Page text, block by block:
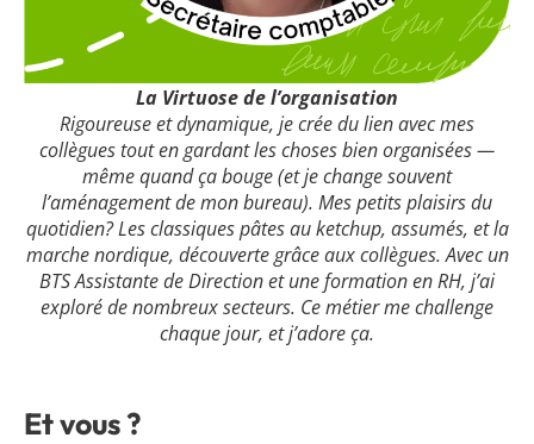
La Virtuose de l’organisation
Rigoureuse et dynamique, je crée du lien avec mes
collègues tout en gardant les choses bien organisées —
même quand ça bouge (et je change souvent
l’aménagement de mon bureau). Mes petits plaisirs du
quotidien? Les classiques pâtes au ketchup, assumés, et la
marche nordique, découverte grâce aux collègues. Avec un
BTS Assistante de Direction et une formation en RH, j’ai
exploré de nombreux secteurs. Ce métier me challenge
chaque jour, et j’adore ça.
Et vous ?